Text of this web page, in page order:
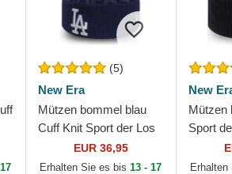
(5)
New Era
Mützen bommel blau
Cuff Knit Sport der Los
Angeles Dodgers MLB
von New Era
EUR 36,95
Erhalten Sie es bis13 - 17
New
Mützen
Sport
Sox